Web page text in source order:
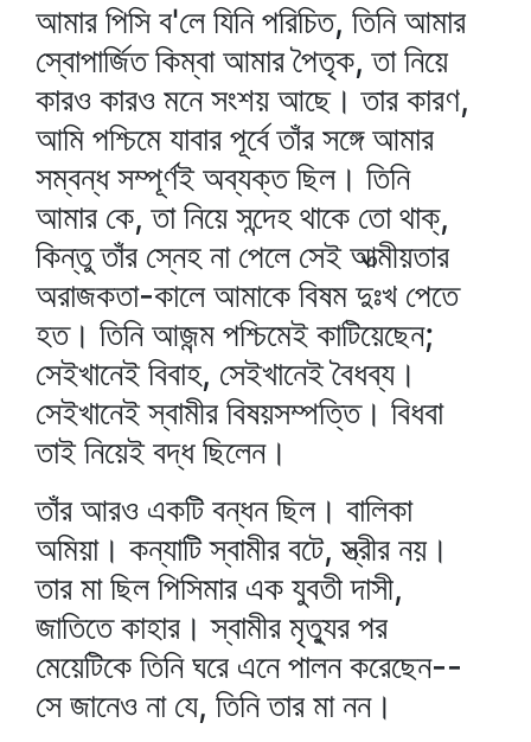
আমার পিসি ব'লে যিনি পরিচিত, তিনি আমার
স্বোপার্জিত কিম্বা আমার পৈতৃক, তা নিয়ে
কারও কারও মনে সংশয় আছে। তার কারণ,
আমি পশ্চিমে যাবার পূর্বে তাঁর সঙ্গে আমার
সম্বন্ধ সম্পূর্ণই অব্যক্ত ছিল। তিনি
আমার কে, তা নিয়ে সন্দেহ থাকে তো থাক্‌,
কিন্তু তাঁর স্নেহ না পেলে সেই আত্মীয়তার
অরাজকতা-কালে আমাকে বিষম দুঃখ পেতে
হত। তিনি আজন্ম পশ্চিমেই কাটিয়েছেন;
সেইখানেই বিবাহ, সেইখানেই বৈধব্য।
সেইখানেই স্বামীর বিষয়সম্পত্তি। বিধবা
তাই নিয়েই বদ্ধ ছিলেন।
তাঁর আরও একটি বন্ধন ছিল। বালিকা
অমিয়া। কন্যাটি স্বামীর বটে, স্ত্রীর নয়।
তার মা ছিল পিসিমার এক যুবতী দাসী,
জাতিতে কাহার। স্বামীর মৃত্যুর পর
মেয়েটিকে তিনি ঘরে এনে পালন করেছেন--
সে জানেও না যে, তিনি তার মা নন।